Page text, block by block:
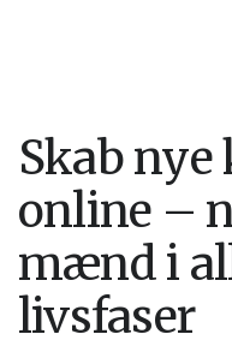
Skab
online –
mænd i
livsfaser